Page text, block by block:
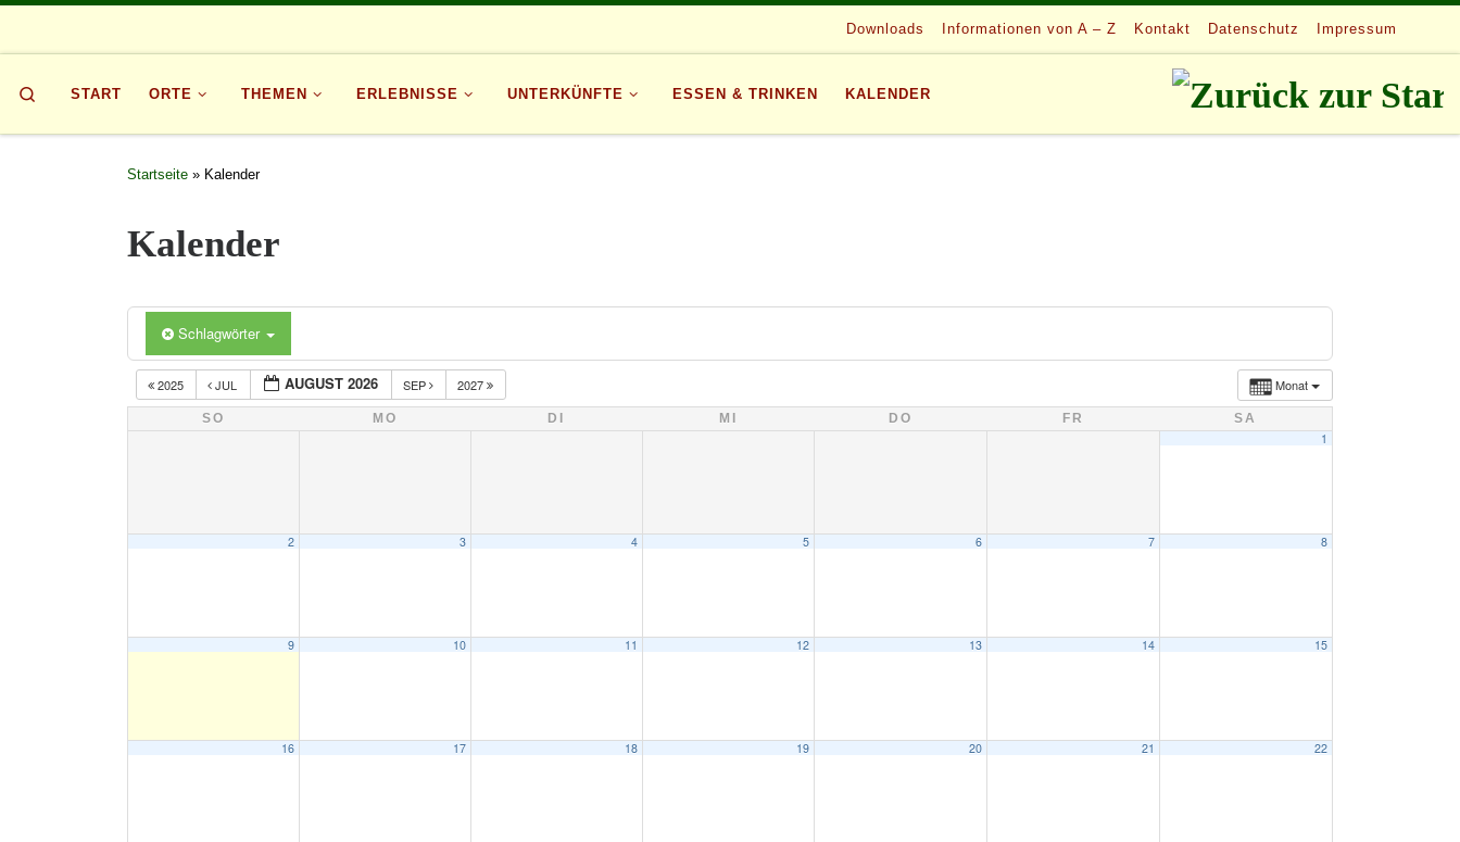
Downloads Informationen von A – Z Kontakt Datenschutz Impressum
START ORTE THEMEN ERLEBNISSE UNTERKÜNFTE ESSEN & TRINKEN KALENDER
Search
Startseite » Kalender
Kalender
Schlagwörter
Monat
2025 JUL AUGUST 2026 SEP 2027
SO MO DI MI DO FR SA
1
2 3 4 5 6 7 8
9 10 11 12 13 14 15
16 17 18 19 20 21 22